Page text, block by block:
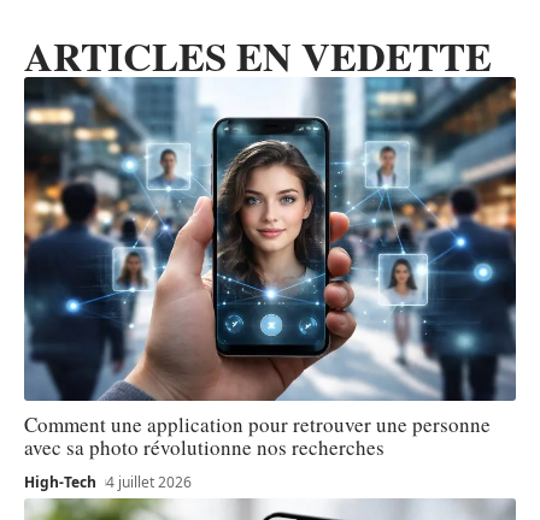
ARTICLES EN VEDETTE
Comment une application pour retrouver une personne
avec sa photo révolutionne nos recherches
High-Tech 4 juillet 2026